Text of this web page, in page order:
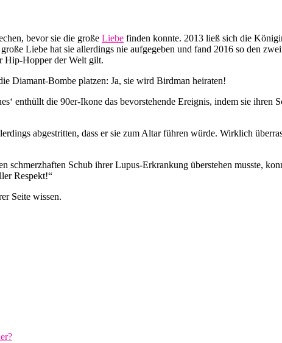
bevor sie die große Liebe finden konnte. 2013 ließ sich die
Liebe hat sie allerdings nie aufgegeben und fand 2016 so den
Hip-Hopper der Welt gilt.
Diamant-Bombe platzen: Ja, sie wird Birdman heiraten!
enthüllt die 90er-Ikone das bevorstehende Ereignis, indem sie ihren
abgestritten, dass er sie zum Altar führen würde. Wirklich
schmerzhaften Schub ihrer Lupus-Erkrankung überstehen musste,
Respekt!“
Seite wissen.